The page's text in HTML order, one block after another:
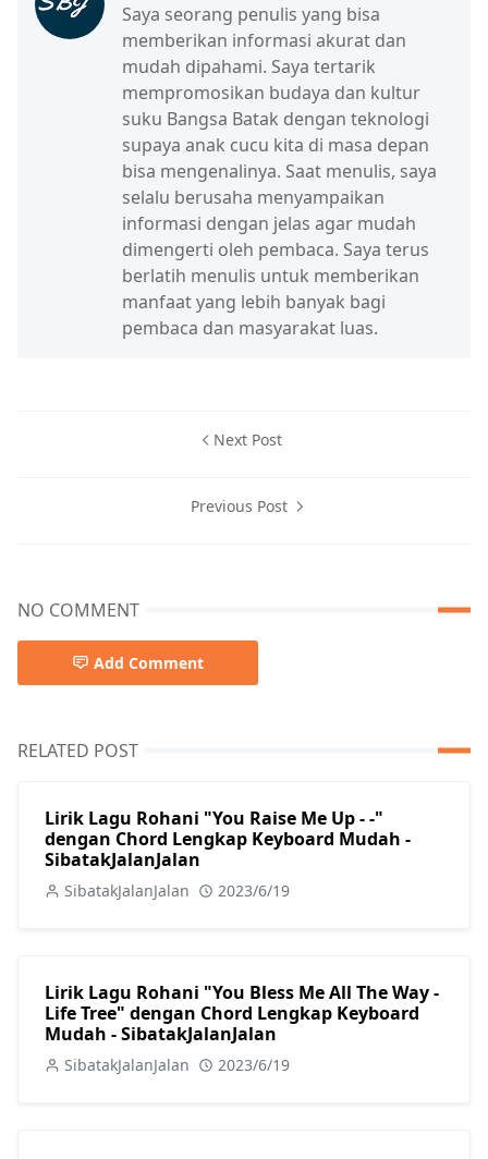
Saya seorang penulis yang bisa
memberikan informasi akurat dan
mudah dipahami. Saya tertarik
mempromosikan budaya dan kultur
suku Bangsa Batak dengan teknologi
supaya anak cucu kita di masa depan
bisa mengenalinya. Saat menulis, saya
selalu berusaha menyampaikan
informasi dengan jelas agar mudah
dimengerti oleh pembaca. Saya terus
berlatih menulis untuk memberikan
manfaat yang lebih banyak bagi
pembaca dan masyarakat luas.
Next Post
Previous Post
NO COMMENT
Add Comment
RELATED POST
Lirik Lagu Rohani "You Raise Me Up - -"
dengan Chord Lengkap Keyboard Mudah -
SibatakJalanJalan
SibatakJalanJalan 2023/6/19
Lirik Lagu Rohani "You Bless Me All The Way -
Life Tree" dengan Chord Lengkap Keyboard
Mudah - SibatakJalanJalan
SibatakJalanJalan 2023/6/19